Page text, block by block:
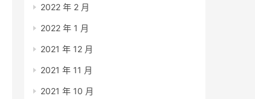
2022 年 2 月
2022 年 1 月
2021 年 12 月
2021 年 11 月
2021 年 10 月